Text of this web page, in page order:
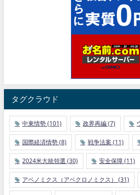
タグクラウド
中東情勢(101) 政界再編(7)
国際経済情勢(8) 戦争法案 (11)
2024米大統領選 (30) 安全保障(11)
アベノミクス（アベクロノミクス） (31)